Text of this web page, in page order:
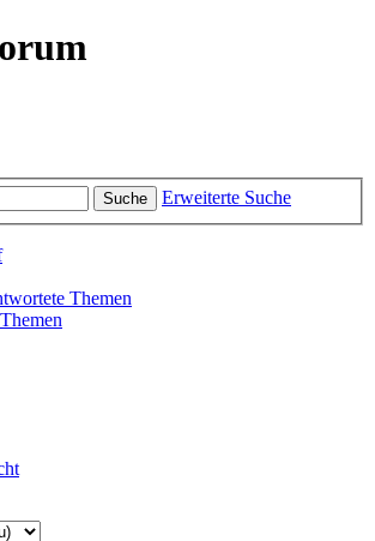
Suche Erweiterte Suche
Themen